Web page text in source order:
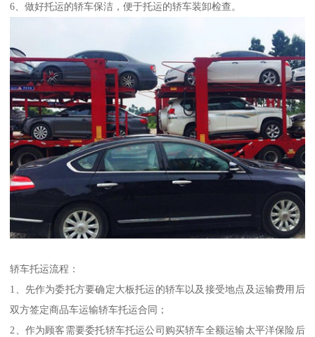
6、做好托运的轿车保洁，便于托运的轿车装卸检查。
轿车托运流程：
1、先作为委托方要确定大板托运的轿车以及接受地点及运输费用后
双方签定商品车运输轿车托运合同；
2、作为顾客需要委托轿车托运公司购买轿车全额运输太平洋保险后